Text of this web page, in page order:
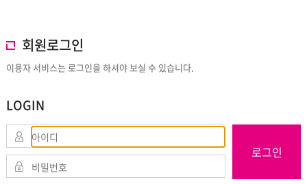
회원로그인
이용자 서비스는 로그인을 하셔야 보실 수 있습니다.
LOGIN
로그인